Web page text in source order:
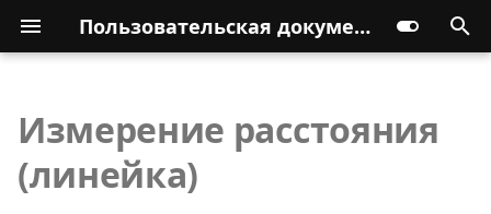
Пользовательская документация
Измерение расстояния
(линейка)